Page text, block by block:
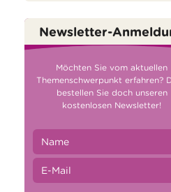
Newsletter-
Möchten Sie vom aktuellen
Themenschwerpunkt erfahren?
bestellen Sie doch unseren
kostenlosen Newsletter!